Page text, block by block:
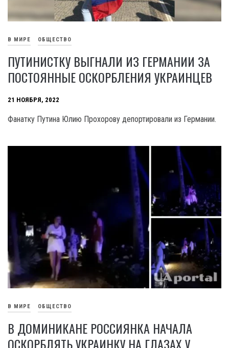
В МИРЕ ОБЩЕСТВО
ПУТИНИСТКУ ВЫГНАЛИ ИЗ ГЕРМАНИИ ЗА
ПОСТОЯННЫЕ ОСКОРБЛЕНИЯ УКРАИНЦЕВ
21 НОЯБРЯ, 2022
Фанатку Путина Юлию Прохорову депортировали из Германии.
В МИРЕ ОБЩЕСТВО
В ДОМИНИКАНЕ РОССИЯНКА НАЧАЛА
ОСКОРБЛЯТЬ УКРАИНКУ НА ГЛАЗАХ У